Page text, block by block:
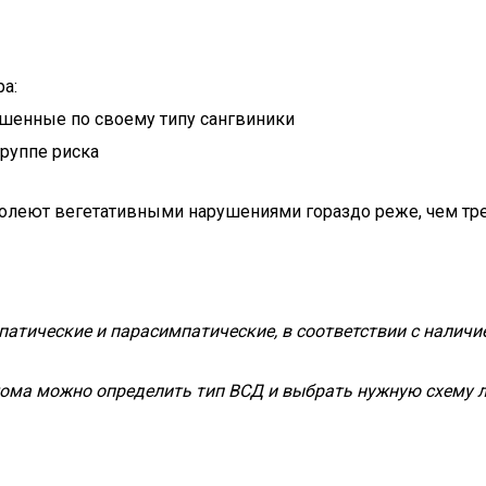
по своему типу сангвиники
риска
вегетативными нарушениями гораздо реже, чем
и парасимпатические, в соответствии с
можно определить тип ВСД и выбрать нужную схему